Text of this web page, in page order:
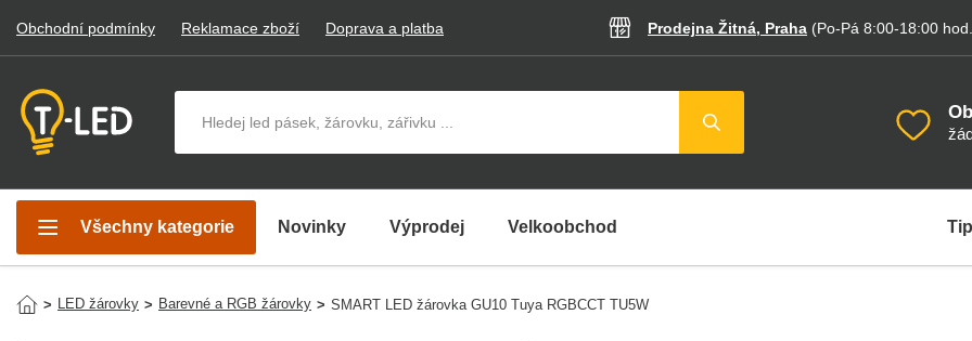
Obchodní podmínky Reklamace zboží Doprava a platba Prodejna Žitná, Praha (Po-Pá 8:00-18:00 hod.
Všechny kategorie Novinky Výprodej Velkoobchod
> LED žárovky > Barevné a RGB žárovky > SMART LED žárovka GU10 Tuya RGBCCT TU5W